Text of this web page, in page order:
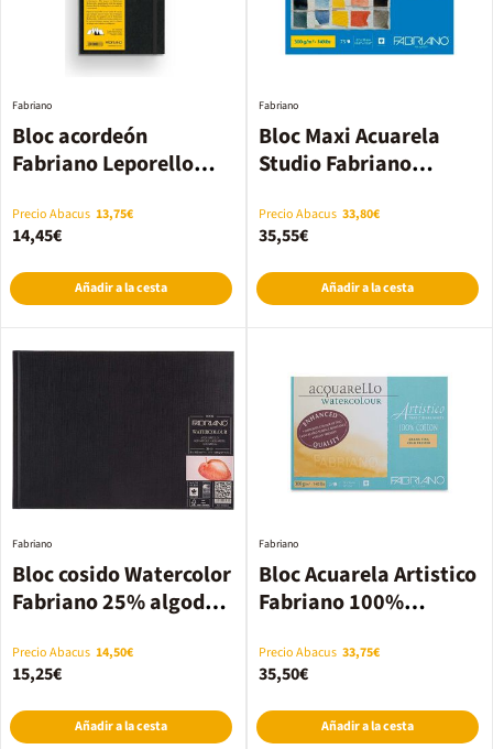
Bloc acordeón
Fabriano Leporello
Fabriano
Precio Abacus 13,75€
14,45€
Añadir a la cesta
Bloc Maxi Acuarela
Studio Fabriano
300g
Fabriano
Precio Abacus 33,80€
35,55€
Añadir a la cesta
Bloc cosido Watercolor
Fabriano 25% algodón
Fabriano
Precio Abacus 14,50€
15,25€
Añadir a la cesta
Bloc Acuarela Artistico
Fabriano 100%
300g
Fabriano
Precio Abacus 33,75€
35,50€
Añadir a la cesta